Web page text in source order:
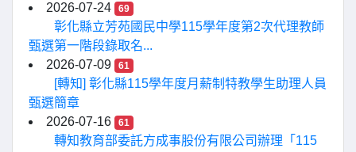
2026-07-24
69
彰化縣立芳苑國民中學115學年度第2次代理教師
甄選第一階段錄取名...
2026-07-09
61
[轉知] 彰化縣115學年度月薪制特教學生助理人員
甄選簡章
2026-07-16
61
轉知教育部委託方成事股份有限公司辦理「115